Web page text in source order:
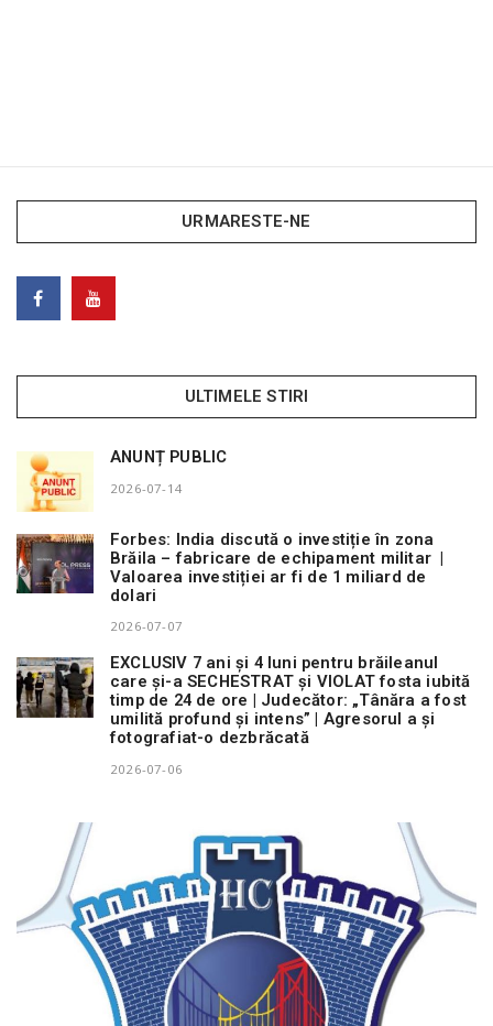
URMARESTE-NE
ULTIMELE STIRI
ANUNȚ PUBLIC
2026-07-14
Forbes: India discută o investiție în zona
Brăila – fabricare de echipament militar |
Valoarea investiției ar fi de 1 miliard de
dolari
2026-07-07
EXCLUSIV 7 ani și 4 luni pentru brăileanul
care și-a SECHESTRAT și VIOLAT fosta iubită
timp de 24 de ore | Judecător: „Tânăra a fost
umilită profund și intens” | Agresorul a și
fotografiat-o dezbrăcată
2026-07-06